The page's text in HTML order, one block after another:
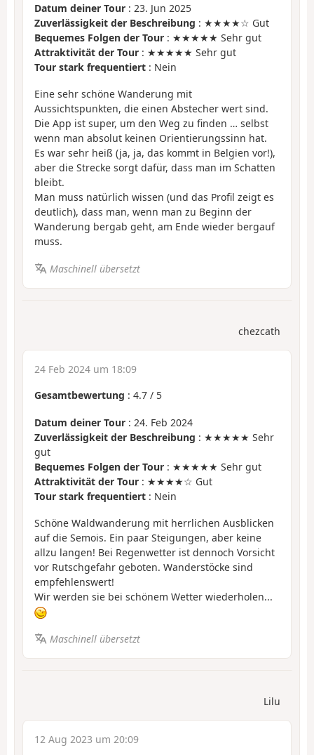
Datum deiner Tour : 23. Jun 2025
Zuverlässigkeit der Beschreibung : ★★★★☆ Gut
Bequemes Folgen der Tour : ★★★★★ Sehr gut
Attraktivität der Tour : ★★★★★ Sehr gut
Tour stark frequentiert : Nein
Eine sehr schöne Wanderung mit
Aussichtspunkten, die einen Abstecher wert sind.
Die App ist super, um den Weg zu finden … selbst
wenn man absolut keinen Orientierungssinn hat.
Es war sehr heiß (ja, ja, das kommt in Belgien vor!),
aber die Strecke sorgt dafür, dass man im Schatten
bleibt.
Man muss natürlich wissen (und das Profil zeigt es
deutlich), dass man, wenn man zu Beginn der
Wanderung bergab geht, am Ende wieder bergauf
muss.
Maschinell übersetzt
chezcath
24 Feb 2024 um 18:09
Gesamtbewertung : 4.7 / 5
Datum deiner Tour : 24. Feb 2024
Zuverlässigkeit der Beschreibung : ★★★★★ Sehr
gut
Bequemes Folgen der Tour : ★★★★★ Sehr gut
Attraktivität der Tour : ★★★★☆ Gut
Tour stark frequentiert : Nein
Schöne Waldwanderung mit herrlichen Ausblicken
auf die Semois. Ein paar Steigungen, aber keine
allzu langen! Bei Regenwetter ist dennoch Vorsicht
vor Rutschgefahr geboten. Wanderstöcke sind
empfehlenswert!
Wir werden sie bei schönem Wetter wiederholen...
Maschinell übersetzt
Lilu
12 Aug 2023 um 20:09